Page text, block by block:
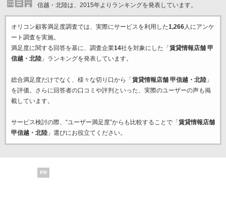
信越・北陸は、2015年よりランキングを発表しています。
オリコン顧客満足度調査では、実際にサービスを利用した1,266人にアンケ
ート調査を実施。
満足度に関する回答を基に、調査企業14社を対象にした「 賃貸情報店舗 甲
信越・北陸」ランキングを発表しています。
総合満足度だけでなく、様々な切り口から「 賃貸情報店舗 甲信越・北陸」
を評価。さらに回答者の口コミや評判といった、実際のユーザーの声も掲
載しています。
サービス検討の際、“ユーザー満足度”からも比較することで「 賃貸情報店舗
甲信越・北陸」選びにお役立てください。
PR